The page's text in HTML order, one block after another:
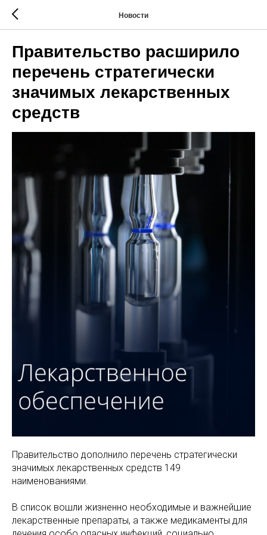
Новости
Правительство расширило
перечень стратегически
значимых лекарственных
средств
Правительство дополнило перечень стратегически
значимых лекарственных средств 149
наименованиями.
В список вошли жизненно необходимые и важнейшие
лекарственные препараты, а также медикаменты для